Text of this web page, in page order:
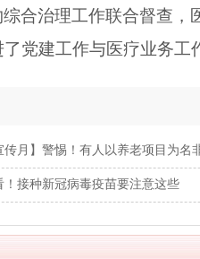
合治理工作联合督查
党建工作与医疗业务
传月】警惕！有人以养老项目为名
！接种新冠病毒疫苗要注意这些